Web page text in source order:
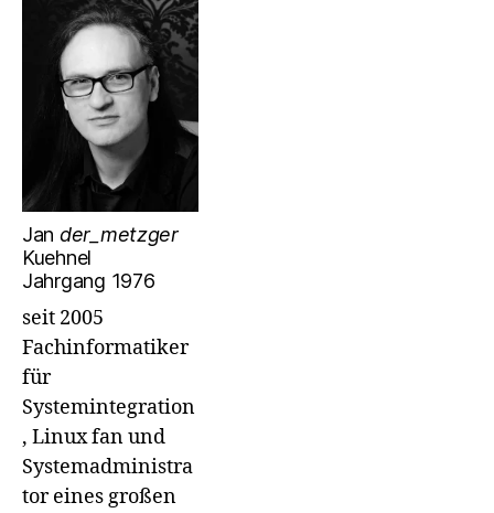
Jan der_metzger
Kuehnel
Jahrgang 1976
seit 2005
Fachinformatiker
für
Systemintegration
, Linux fan und
Systemadministra
tor eines großen